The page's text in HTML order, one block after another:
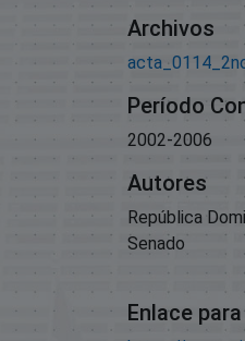
Archivos
Período
2002-2006
Autores
República
Senado
Enlace